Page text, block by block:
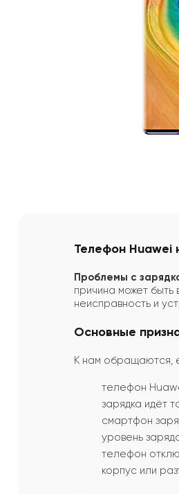
Телефон Huawei
Проблемы с
причина может быть
неисправность и
Основные
К нам обращаются,
телефон
зарядка идёт
смартфон
уровень
телефон
корпус или